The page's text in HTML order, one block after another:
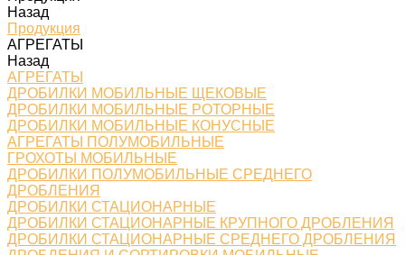
Назад
Продукция
АГРЕГАТЫ
Назад
АГРЕГАТЫ
ДРОБИЛКИ МОБИЛЬНЫЕ ЩЕКОВЫЕ
ДРОБИЛКИ МОБИЛЬНЫЕ РОТОРНЫЕ
ДРОБИЛКИ МОБИЛЬНЫЕ КОНУСНЫЕ
АГРЕГАТЫ ПОЛУМОБИЛЬНЫЕ
ГРОХОТЫ МОБИЛЬНЫЕ
ДРОБИЛКИ ПОЛУМОБИЛЬНЫЕ СРЕДНЕГО
ДРОБЛЕНИЯ
ДРОБИЛКИ СТАЦИОНАРНЫЕ
ДРОБИЛКИ СТАЦИОНАРНЫЕ КРУПНОГО ДРОБЛЕНИЯ
ДРОБИЛКИ СТАЦИОНАРНЫЕ СРЕДНЕГО ДРОБЛЕНИЯ